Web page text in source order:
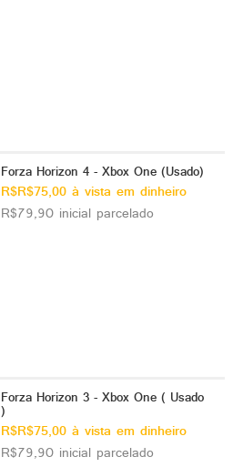
Forza Horizon 4 - Xbox One (Usado)
R$R$75,00 à vista em dinheiro
R$79,90 inicial parcelado
Forza Horizon 3 - Xbox One ( Usado
)
R$R$75,00 à vista em dinheiro
R$79,90 inicial parcelado